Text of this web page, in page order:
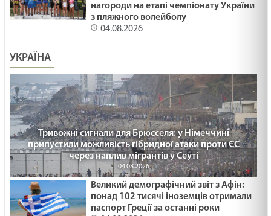
нагороди на етапі чемпіонату України
з пляжного волейболу
04.08.2026
УКРАЇНА
Тривожні сигнали для Брюсселя: у Німеччині
припустили можливість гібридної атаки проти ЄС
через наплив мігрантів у Сеуті
04.08.2026
Великий демографічний звіт з Афін:
понад 102 тисячі іноземців отримали
паспорт Греції за останні роки